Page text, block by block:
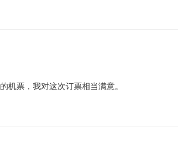
机票，我对这次订票相当满意。